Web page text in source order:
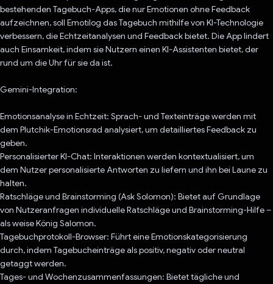
bestehenden Tagebuch-Apps, die nur Emotionen ohne Feedback
aufzeichnen, soll Emotilog das Tagebuch mithilfe von KI-Technologie
verbessern, die Echtzeitanalysen und Feedback bietet. Die App lindert
auch Einsamkeit, indem sie Nutzern einen KI-Assistenten bietet, der
rund um die Uhr für sie da ist.
Gemini-Integration:
Emotionsanalyse in Echtzeit: Sprach- und Texteinträge werden mit
dem Plutchik-Emotionsrad analysiert, um detailliertes Feedback zu
geben.
Personalisierter KI-Chat: Interaktionen werden kontextualisiert, um
dem Nutzer personalisierte Antworten zu liefern und ihn bei Laune zu
halten.
Ratschläge und Brainstorming (Ask Solomon): Bietet auf Grundlage
von Nutzeranfragen individuelle Ratschläge und Brainstorming-Hilfe –
als weise König Salomon.
Tagebuchprotokoll-Browser: Führt eine Emotionskategorisierung
durch, indem Tagebucheinträge als positiv, negativ oder neutral
getaggt werden.
Tages- und Wochenzusammenfassungen: Bietet tägliche und